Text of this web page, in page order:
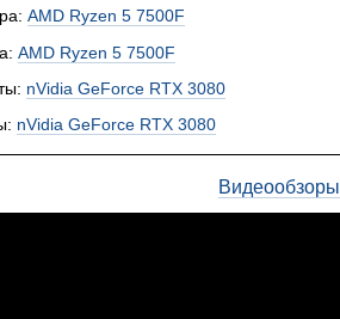
AMD Ryzen 5 7500F
AMD Ryzen 5 7500F
nVidia GeForce RTX 3080
nVidia GeForce RTX 3080
Видеообзоры